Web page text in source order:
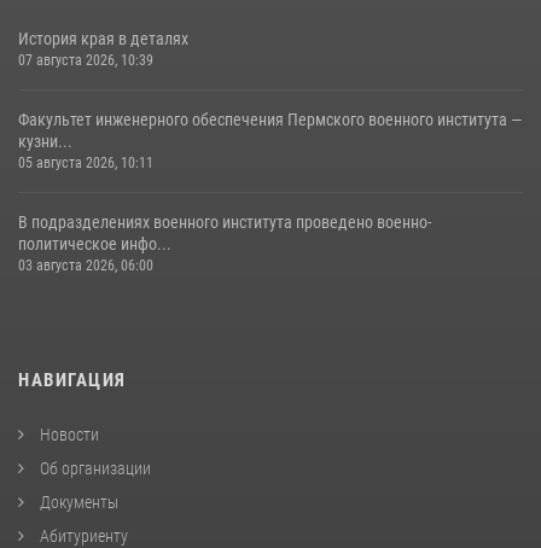
История края в деталях
07 августа 2026, 10:39
Факультет инженерного обеспечения Пермского военного института —
кузни...
05 августа 2026, 10:11
В подразделениях военного института проведено военно-
политическое инфо...
03 августа 2026, 06:00
НАВИГАЦИЯ
Новости
Об организации
Документы
Абитуриенту